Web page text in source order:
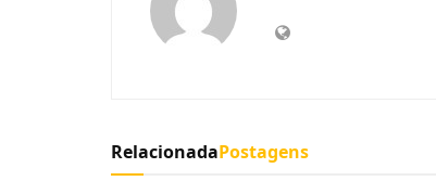
RelacionadaPostagens